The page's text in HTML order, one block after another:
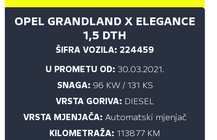
Kombi i dostavna vozila (1)
Kombibus (33)
Limuzina (4)
Monovolumen (3)
Terensko vozilo - SUV (44)
OPEL GRANDLAND X ELEGANCE
1,5 DTH
ŠIFRA VOZILA: 224459
U PROMETU OD: 30.03.2021.
SNAGA: 96 KW / 131 KS
VRSTA GORIVA: DIESEL
VRSTA MJENJAČA: Automatski mjenjač
KILOMETRAŽA: 113877 KM